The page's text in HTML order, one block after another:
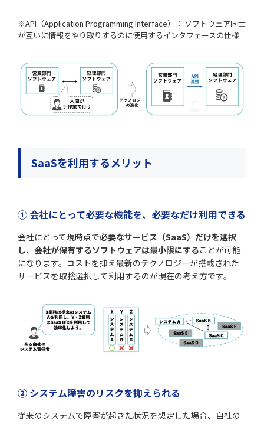
※API（Application Programming Interface）： ソフトウェア同士
が互いに情報をやり取りするのに使用するインタフェースの仕様
SaaSを利用するメリット
① 会社にとって必要な機能を、必要なだけ利用できる
会社にとって現時点で必要なサービス（SaaS）だけを選択
し、会社が保有するソフトウェアは最小限にすることが可能
になります。コストを抑え最新のテクノロジーが搭載された
サービスを取捨選択して利用するのが現在の考え方です。
② システム障害のリスクを抑えられる
従来のシステムで障害が起きた状況を想定した場合、自社の